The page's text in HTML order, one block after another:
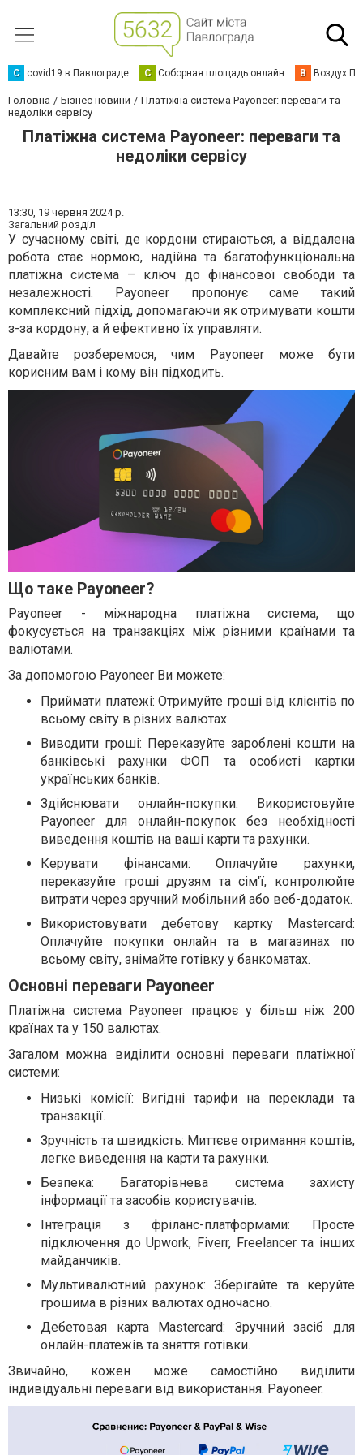
C covid19 в Павлограде С Соборная площадь онлайн В Воздух
Головна Бізнес новини
Платіжна система Payoneer: переваги та
недоліки сервісу
Платіжна система Payoneer: переваги та
недоліки сервісу
13:30, 19 червня 2024 р.
Загальний розділ
У сучасному світі, де кордони стираються, а віддалена
робота стає нормою, надійна та багатофункціональна
платіжна система – ключ до фінансової свободи та
незалежності. Payoneerпропонує саме такий
комплексний підхід, допомагаючи як отримувати кошти
з-за кордону, а й ефективно їх управляти.
Давайте розберемося, чим Payoneer може бути
корисним вам і кому він підходить.
Що таке Payoneer?
Payoneer - міжнародна платіжна система, що
фокусується на транзакціях між різними країнами та
валютами.
За допомогою Payoneer Ви можете:
Приймати платежі: Отримуйте гроші від клієнтів по
всьому світу в різних валютах.
Виводити гроші: Переказуйте зароблені кошти на
банківські рахунки ФОП та особисті картки
українських банків.
Здійснювати онлайн-покупки: Використовуйте
Payoneer для онлайн-покупок без необхідності
виведення коштів на ваші карти та рахунки.
Керувати фінансами: Оплачуйте рахунки,
переказуйте гроші друзям та сім'ї, контролюйте
витрати через зручний мобільний або веб-додаток.
Використовувати дебетову картку Mastercard:
Оплачуйте покупки онлайн та в магазинах по
всьому світу, знімайте готівку у банкоматах.
Основні переваги Payoneer
Платіжна система Payoneer працює у більш ніж 200
країнах та у 150 валютах.
Загалом можна виділити основні переваги платіжної
системи:
Низькі комісії: Вигідні тарифи на переклади та
транзакції.
Зручність та швидкість: Миттєве отримання коштів,
легке виведення на карти та рахунки.
Безпека: Багаторівнева система захисту
інформації та засобів користувачів.
Інтеграція з фріланс-платформами: Просте
підключення до Upwork, Fiverr, Freelancer та інших
майданчиків.
Мультивалютний рахунок: Зберігайте та керуйте
грошима в різних валютах одночасно.
Дебетовая карта Mastercard: Зручний засіб для
онлайн-платежів та зняття готівки.
Звичайно, кожен може самостійно виділити
індивідуальні переваги від використання. Payoneer.